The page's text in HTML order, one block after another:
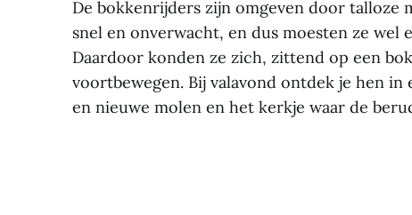
De bokkenrijders zijn omgeven door talloze
snel en onverwacht, en dus moesten ze wel
Daardoor konden ze zich, zittend op een
voortbewegen. Bij valavond ontdek je hen
en nieuwe molen en het kerkje waar de